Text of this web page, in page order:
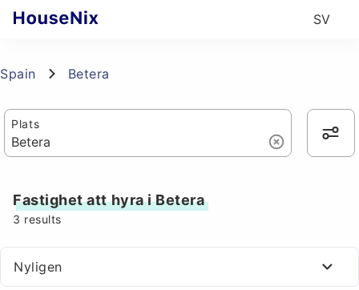
SV
Spain Betera
Plats
Fastighet att hyra i Betera
3 results
Nyligen